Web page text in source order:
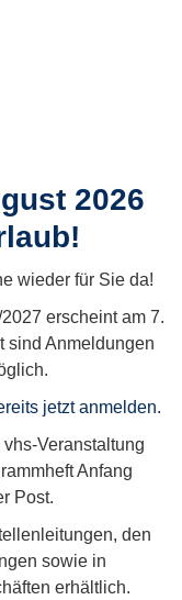
2026
wieder für Sie da!
erscheint am 7.
sind Anmeldungen
jetzt anmelden.
Veranstaltung
Anfang
Post.
den
sowie in
erhältlich.